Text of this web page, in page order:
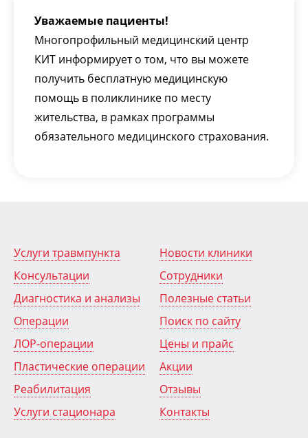
Уважаемые пациенты!
Многопрофильный медицинский центр
КИТ информирует о том, что вы можете
получить бесплатную медицинскую
помощь в поликлинике по месту
жительства, в рамках программы
обязательного медицинского страхования.
Услуги травмпункта
Консультации
Диагностика и анализы
Операции
ЛОР-операции
Пластические операции
Реабилитация
Услуги стационара
Новости клиники
Сотрудники
Полезные статьи
Поиск по сайту
Цены и прайс
Акции
Отзывы
Контакты